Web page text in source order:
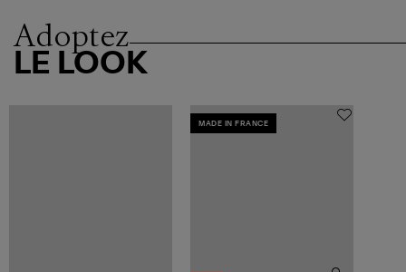
Adoptez
LE LOOK
MADE IN FRANCE